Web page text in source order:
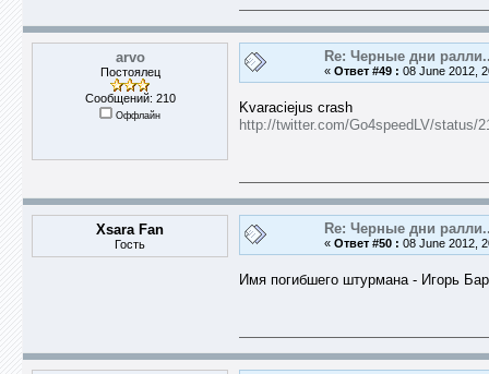
arvo
Постоялец
Сообщений: 210
Оффлайн
Re: Черные дни
« Ответ #49 : 08 June 2012,
Kvaraciejus crash
http://twitter.com/Go4speedLV/status/
Xsara Fan
Гость
Re: Черные дни
« Ответ #50 : 08 June 2012,
Имя погибшего штурмана - Игорь